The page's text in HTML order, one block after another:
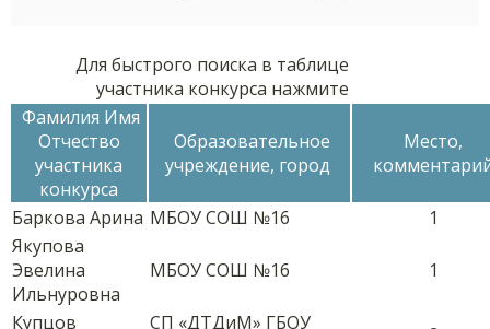
Для быстрого поиска в таблице
участника конкурса нажмите
Фамилия Имя
Отчество
участника
конкурса
Образовательное
учреждение, город
Место,
Баркова Арина МБОУ СОШ №16
1
Якупова
Эвелина
Ильнуровна
МБОУ СОШ №16 1
Купцов
СП «ДТДиМ» ГБОУ